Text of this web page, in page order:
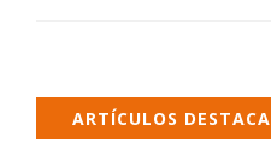
ARTÍCULOS